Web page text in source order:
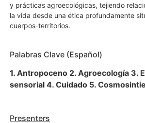
y prácticas agroecológicas, tejiendo
la vida desde una ética profundamente
cuerpos-territorios.
Palabras Clave (Español)
1. Antropoceno 2. Agroecología 3.
sensorial 4. Cuidado 5.
Presenters